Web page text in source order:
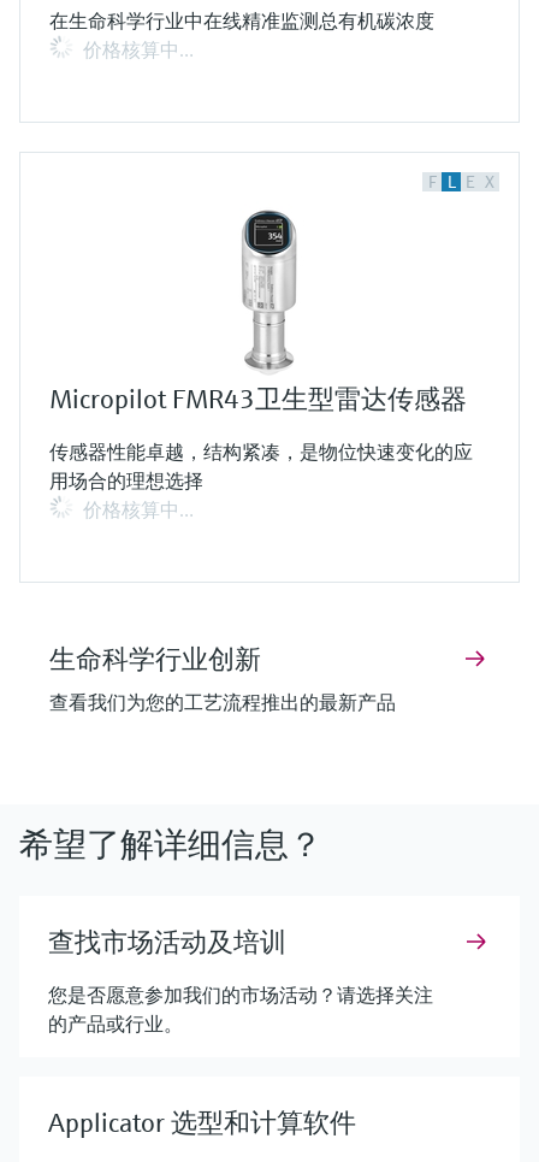
在生命科学行业中在线精准监测总有机碳浓度
价格核算中…
F L E X
Micropilot FMR43卫生型雷达传感器
传感器性能卓越，结构紧凑，是物位快速变化的应
用场合的理想选择
价格核算中…
生命科学行业创新
查看我们为您的工艺流程推出的最新产品
希望了解详细信息？
查找市场活动及培训
您是否愿意参加我们的市场活动？请选择关注
的产品或行业。
Applicator 选型和计算软件